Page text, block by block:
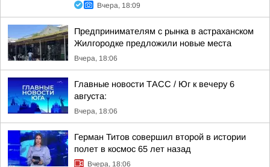
Вчера, 18:09
Предпринимателям с рынка в астраханском
Жилгородке предложили новые места
Вчера, 18:06
Главные новости ТАСС / Юг к вечеру 6
августа:
Вчера, 18:06
Герман Титов совершил второй в истории
полет в космос 65 лет назад
Вчера, 18:06